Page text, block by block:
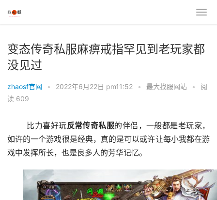
变态传奇私服麻痹戒指罕见到老玩家都
没见过
zhaosf官网 • 2022年6月22日 pm11:52 • 最大找服网站 •
阅
读 609
	比力喜好玩
反常传奇私服的伴侣，一般都是老玩家，
如许的一个游戏很是经典，真的是可以或许让每小我都在游
戏中发挥所长，也是良多人的芳华记忆。